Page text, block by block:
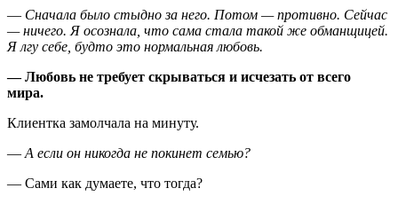
— Сначала было стыдно за него. Потом — противно. Сейчас
— ничего. Я осознала, что сама стала такой же обманщицей.
Я лгу себе, будто это нормальная любовь.
— Любовь не требует скрываться и исчезать от всего
мира.
Клиентка замолчала на минуту.
— А если он никогда не покинет семью?
— Сами как думаете, что тогда?